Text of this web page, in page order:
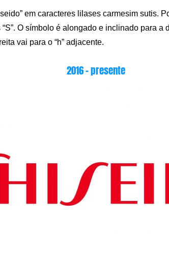
em caracteres lilases carmesim sutis.
O símbolo é alongado e inclinado para a
vai para o “h” adjacente.
2016 – presente